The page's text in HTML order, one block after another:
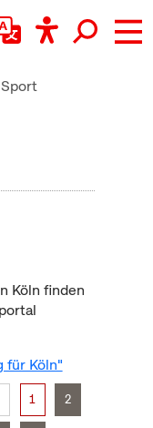
Köln finden
für Köln"
1 2